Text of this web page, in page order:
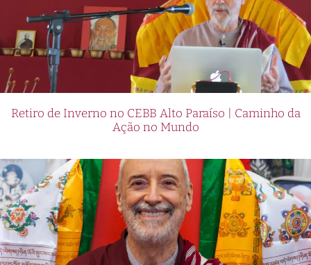
Retiro de Inverno no CEBB Alto Paraíso | Caminho da
Ação no Mundo